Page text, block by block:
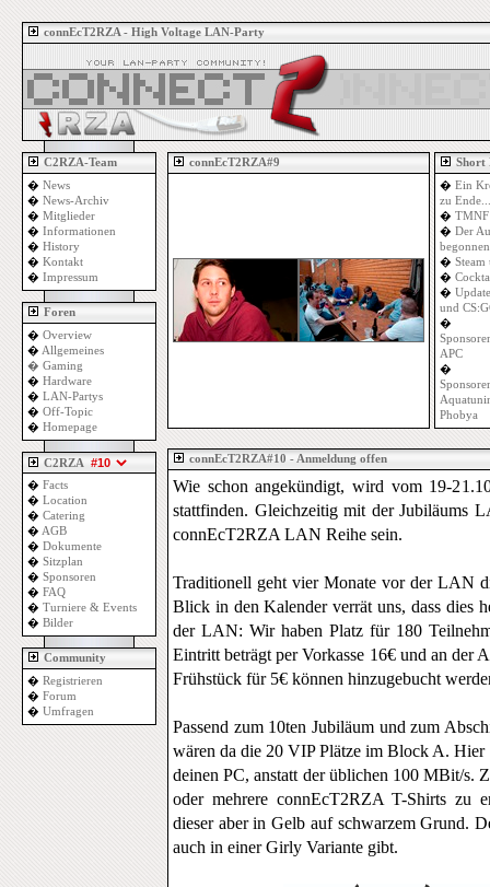
connEcT2RZA - High Voltage LAN-Party
C2RZA-Team
� News
� News-Archiv
� Mitglieder
� Informationen
� History
� Kontakt
� Impressum
Foren
� Overview
� Allgemeines
� Gaming
� Hardware
� LAN-Partys
� Off-Topic
� Homepage
C2RZA
� Facts
� Location
� Catering
� AGB
� Dokumente
� Sitzplan
� Sponsoren
� FAQ
� Turniere & Events
� Bilder
Community
� Registrieren
� Forum
� Umfragen
connEcT2RZA#9
Short
� Ein
zu Ende...
� TMNF
� Der
� Steam
�
�
und
�
APC
�
Phobya
connEcT2RZA#10 - Anmeldung offen
Wie schon angekündigt, wird vom 19-
stattfinden. Gleichzeitig mit der Jubiläums
connEcT2RZA LAN Reihe sein.
Traditionell geht vier Monate vor der LAN
Blick in den Kalender verrät uns, dass dies
der LAN: Wir haben Platz für 180
Eintritt beträgt per Vorkasse 16€ und an der
Frühstück für 5€ können hinzugebucht
Passend zum 10ten Jubiläum und zum
wären da die 20 VIP Plätze im Block A.
deinen PC, anstatt der üblichen 100 MBit/s.
oder mehrere connEcT2RZA T-Shirts zu
dieser aber in Gelb auf schwarzem Grund.
auch in einer Girly Variante gibt.